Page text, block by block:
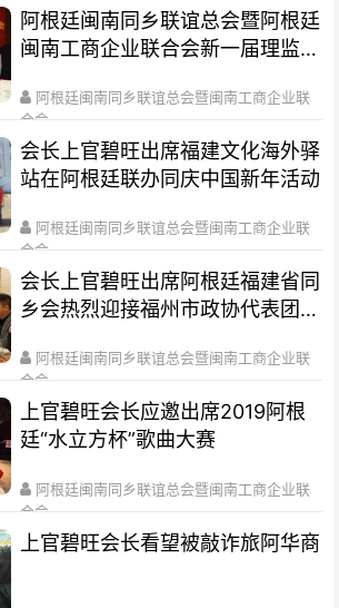
2020-07-22
阿根廷闽南同乡联谊总会暨阿根廷
闽南工商企业联合会新一届理监事
贸易洽谈会推介会在阿根廷首都布
阿根廷闽南同乡联谊总会暨闽南工商企业联
合会
2020-04-28
会长上官碧旺出席福建文化海外驿
站在阿根廷联办同庆中国新年活动
阿根廷闽南同乡联谊总会暨闽南工商企业联
合会
2020-04-28
会长上官碧旺出席阿根廷福建省同
乡会热烈迎接福州市政协代表团访
阿根廷闽南同乡联谊总会暨闽南工商企业联
合会
2020-04-28
上官碧旺会长应邀出席2019阿根
廷“水立方杯”歌曲大赛
阿根廷闽南同乡联谊总会暨闽南工商企业联
合会
2020-04-28
上官碧旺会长看望被敲诈旅阿华商